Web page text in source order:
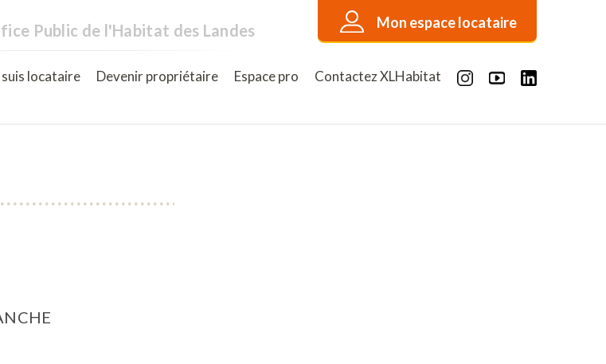
Public de l'Habitat des Landes Mon espace locataire
suis locataire Devenir propriétaire Espace pro Contactez XLHabitat